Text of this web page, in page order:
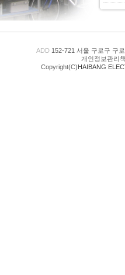
ADD 152-721 서울 구로구 구
개인정보관리
Copyright(C)HAIBANG